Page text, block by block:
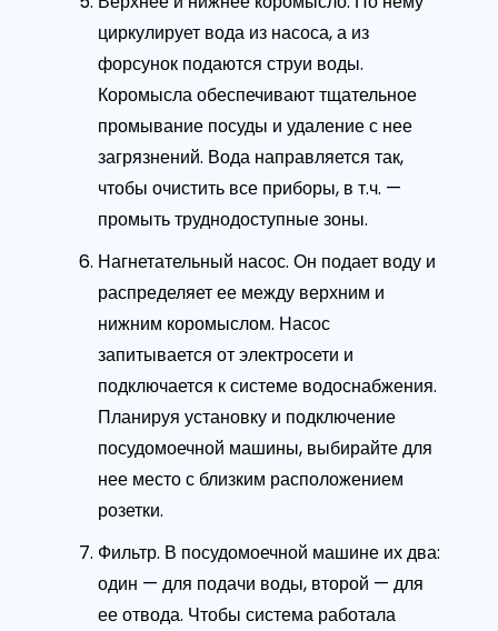
циркулирует вода из насоса, а из
форсунок подаются струи воды.
Коромысла обеспечивают тщательное
промывание посуды и удаление с нее
загрязнений. Вода направляется так,
чтобы очистить все приборы, в т.ч. —
промыть труднодоступные зоны.
Нагнетательный насос. Он подает воду и
распределяет ее между верхним и
нижним коромыслом. Насос
запитывается от электросети и
подключается к системе водоснабжения.
Планируя установку и подключение
посудомоечной машины, выбирайте для
нее место с близким расположением
розетки.
Фильтр. В посудомоечной машине их два:
один — для подачи воды, второй — для
ее отвода. Чтобы система работала